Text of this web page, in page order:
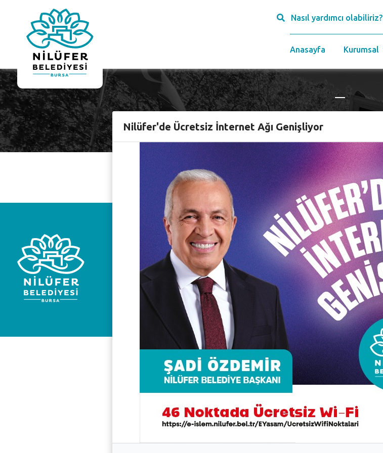
Nasıl yardımcı olabiliriz?
Anasayfa Kurumsal
Anasayfa
Çağrı Merkezi
444 16 03
Nilüfer Belediyesi. Copyright ©2020 Tüm Hakları Saklıdır.
KVKK Bilgilendirme-Başvuru
Nilüfer'de Ücretsiz İnternet Ağı Genişliyor